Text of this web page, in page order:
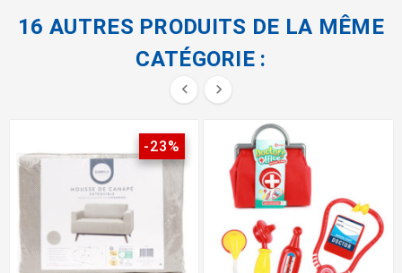
16 AUTRES PRODUITS DE LA MÊME
CATÉGORIE :
 
-23%